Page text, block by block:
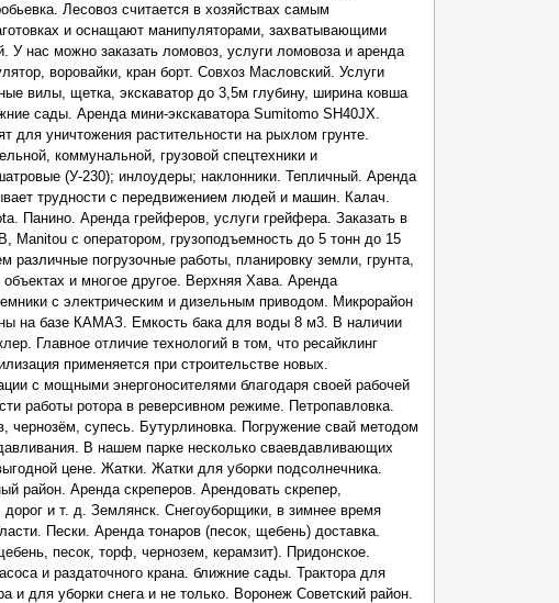
Лесовоз считается в хозяйствах самым
и оснащают манипуляторами, захватывающими
У нас можно заказать ломовоз, услуги ломовоза и аренда
воровайки, кран борт. Совхоз Масловский. Услуги
вилы, щетка, экскаватор до 3,5м глубину, ширина ковша
сады. Аренда мини-экскаватора Sumitomo SH40JX.
уничтожения растительности на рыхлом грунте.
коммунальной, грузовой спецтехники и
(У-230); инлоудеры; наклонники. Тепличный. Аренда
трудности с передвижением людей и машин. Калач.
Панино. Аренда грейферов, услуги грейфера. Заказать в
Manitou с оператором, грузоподъемность до 5 тонн до 15
различные погрузочные работы, планировку земли, грунта,
и многое другое. Верхняя Хава. Аренда
с электрическим и дизельным приводом. Микрорайон
на базе КАМАЗ. Емкость бака для воды 8 м3. В наличии
Главное отличие технологий в том, что ресайклинг
применяется при строительстве новых.
с мощными энергоносителями благодаря своей рабочей
работы ротора в реверсивном режиме. Петропавловка.
чернозём, супecь. Бутурлиновка. Погружение свай методом
В нашем парке несколько сваевдавливающих
цене. Жатки. Жатки для уборки подсолнечника.
район. Аренда скреперов. Арендовать скрепер,
и т. д. Землянск. Cнегоуборщики, в зимнее время
Пески. Аренда тонаров (песок, щебень) доставка.
пecoк, тopф, чернозeм, кеpамзит). Придонское.
и раздаточного крана. ближние сады. Трактора для
и для уборки снега и не только. Воронеж Советский район.